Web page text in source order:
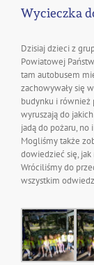
Wycieczka
Dzisiaj dzieci z
Powiatowej
tam autobusem
zachowywały się
budynku i również
wyruszają do
jadą do pożaru, no
Mogliśmy także
dowiedzieć się, jak
Wróciliśmy do
wszystkim